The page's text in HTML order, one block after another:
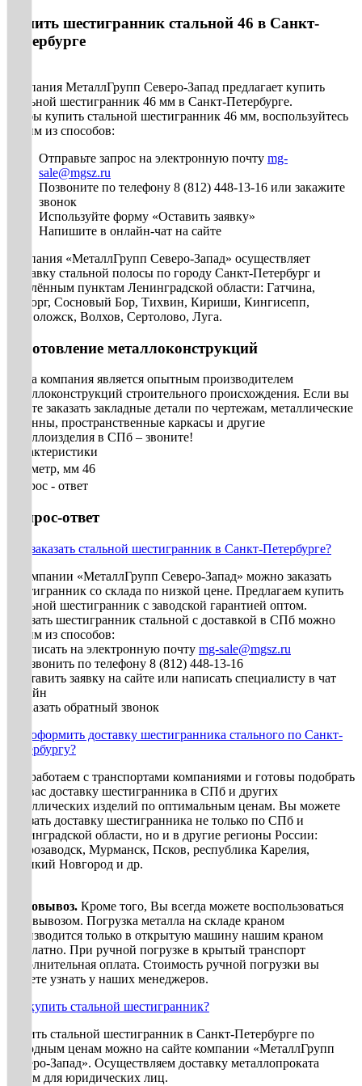
Купить шестигранник стальной 46 в Санкт-
Петербурге
Компания МеталлГрупп Северо-Запад предлагает купить
стальной шестигранник 46 мм в Санкт-Петербурге.
Чтобы купить стальной шестигранник 46 мм, воспользуйтесь
одним из способов:
Отправьте запрос на электронную почту mg-
sale@mgsz.ru
Позвоните по телефону 8 (812) 448-13-16 или закажите
звонок
Используйте форму «Оставить заявку»
Напишите в онлайн-чат на сайте
Компания «МеталлГрупп Северо-Запад» осуществляет
доставку стальной полосы по городу Санкт-Петербург и
населённым пунктам Ленинградской области: Гатчина,
Выборг, Сосновый Бор, Тихвин, Кириши, Кингисепп,
Всеволожск, Волхов, Сертолово, Луга.
Изготовление металлоконструкций
Наша компания является опытным производителем
металлоконструкций строительного происхождения. Если вы
хотите заказать закладные детали по чертежам, металлические
колонны, пространственные каркасы и другие
металлоизделия в СПб – звоните!
Характеристики
Диаметр, мм 46
Вопрос - ответ
Вопрос-ответ
Как заказать стальной шестигранник в Санкт-Петербурге?
В компании «МеталлГрупп Северо-Запад» можно заказать
шестигранник со склада по низкой цене. Предлагаем купить
стальной шестигранник с заводской гарантией оптом.
Заказать шестигранник стальной с доставкой в СПб можно
одним из способов:
• Написать на электронную почту mg-sale@mgsz.ru
• Позвонить по телефону 8 (812) 448-13-16
• Оставить заявку на сайте или написать специалисту в чат
онлайн
• Заказать обратный звонок
Как оформить доставку шестигранника стального по Санкт-
Петербургу?
Мы работаем с транспортами компаниями и готовы подобрать
для вас доставку шестигранника в СПб и других
металлических изделий по оптимальным ценам. Вы можете
заказать доставку шестигранника не только по СПб и
Ленинградской области, но и в другие регионы России:
Петрозаводск, Мурманск, Псков, республика Карелия,
Великий Новгород и др.
Самовывоз. Кроме того, Вы всегда можете воспользоваться
самовывозом. Погрузка металла на складе краном
производится только в открытую машину нашим краном
бесплатно. При ручной погрузке в крытый транспорт
дополнительная оплата. Стоимость ручной погрузки вы
можете узнать у наших менеджеров.
Где купить стальной шестигранник?
Купить стальной шестигранник в Санкт-Петербурге по
выгодным ценам можно на сайте компании «МеталлГрупп
Северо-Запад». Осуществляем доставку металлопроката
оптом для юридических лиц.